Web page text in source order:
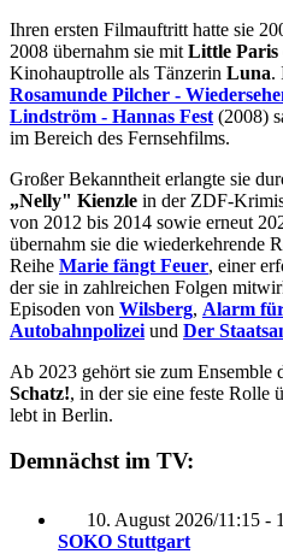
Ihren ersten Filmauftritt hatte sie
2008 übernahm sie mit Little Paris
Kinohauptrolle als Tänzerin Luna.
Rosamunde Pilcher -
Lindström - Hannas Fest (2008)
im Bereich des Fernsehfilms.
Großer Bekanntheit erlangte sie
„Nelly" Kienzle in der ZDF-
von 2012 bis 2014 sowie erneut
übernahm sie die wiederkehrende
Reihe Marie fängt Feuer, einer
der sie in zahlreichen Folgen
Episoden von Wilsberg, Alarm
Autobahnpolizei und Der
Ab 2023 gehört sie zum Ensemble
Schatz!, in der sie eine feste Rolle
lebt in Berlin.
Demnächst im TV:
10. August 2026/11:15 -
SOKO Stuttgart